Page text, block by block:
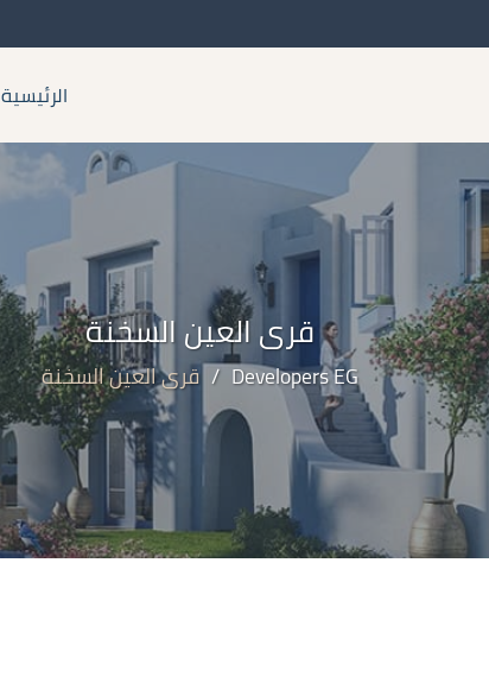
الرئيسية
قرى العين السخنة
Developers EG
/ قرى العين السخنة